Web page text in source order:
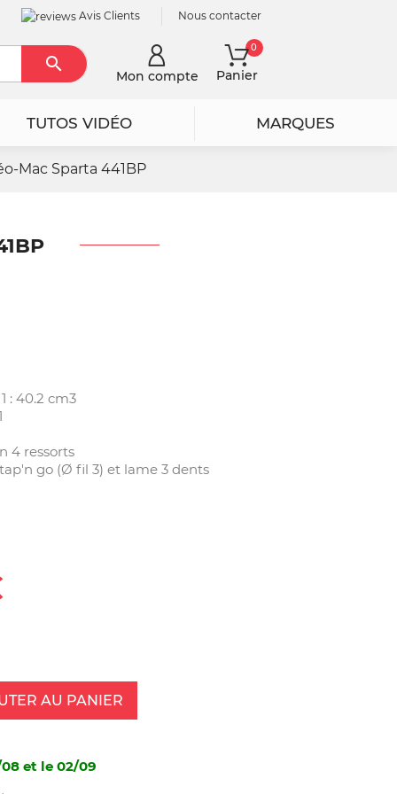
Avis Clients Nous contacter
RechercherMon compte Panier
0
TUTOS VIDÉO MARQUES
Mac Sparta 441BP
: 40.2 cm3
4 ressorts
go (Ø fil 3) et lame 3 dents
AU PANIER
et le 02/09